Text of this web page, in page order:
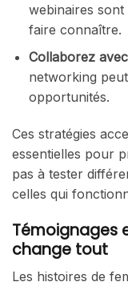
webinaires sont
faire connaître.
Collaborez
networking
opportunités.
Ces stratégies
essentielles pour
pas à tester
celles qui
Témoignages
change tout
Les histoires de